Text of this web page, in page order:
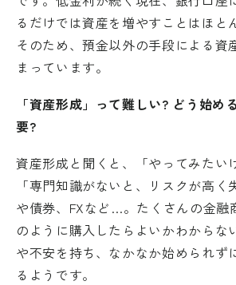
るだけでは資産を増やすことはほと
そのため、預金以外の手段による資
まっています。
「資産形成」って難しい? どう始め
要?
資産形成と聞くと、「やってみたい
「専門知識がないと、リスクが高
や債券、FXなど…。たくさんの金融
のように購入したらよいかわからな
や不安を持ち、なかなか始められず
るようです。